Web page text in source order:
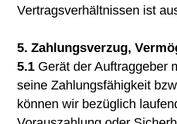
Vertragsverhältnissen ist
5. Zahlungsverzug,
5.1 Gerät der Auftraggeber
seine Zahlungsfähigkeit
können wir bezüglich